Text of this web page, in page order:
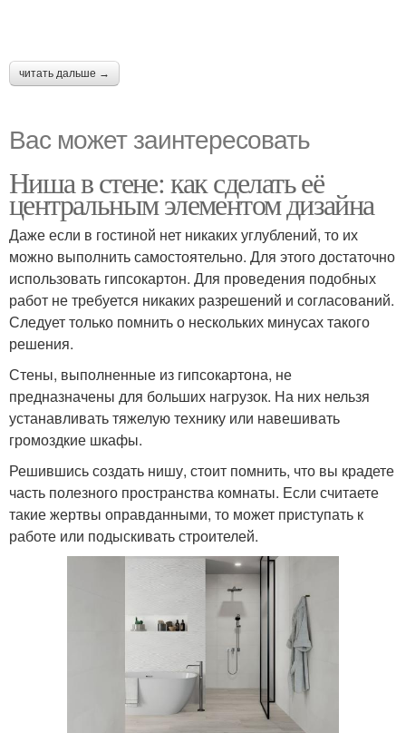
читать дальше →
Вас может заинтересовать
Ниша в стене: как сделать её
центральным элементом дизайна
Даже если в гостиной нет никаких углублений, то их
можно выполнить самостоятельно. Для этого достаточно
использовать гипсокартон. Для проведения подобных
работ не требуется никаких разрешений и согласований.
Следует только помнить о нескольких минусах такого
решения.
Стены, выполненные из гипсокартона, не
предназначены для больших нагрузок. На них нельзя
устанавливать тяжелую технику или навешивать
громоздкие шкафы.
Решившись создать нишу, стоит помнить, что вы крадете
часть полезного пространства комнаты. Если считаете
такие жертвы оправданными, то может приступать к
работе или подыскивать строителей.